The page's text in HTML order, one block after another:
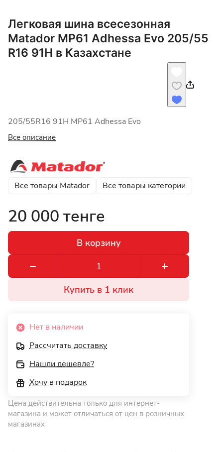
Легковая шина всесезонная
Matador MP61 Adhessa Evo 205/55
R16 91H в Казахстане
205/55R16 91H MP61 Adhessa Evo
Все описание
Все товары Matador Все товары категории
20 000 тенге
В корзину
Купить в 1 клик
Нет в наличии
Рассчитать доставку
Нашли дешевле?
Хочу в подарок
Цена действительна только для интернет-
магазина и может отличаться от цен в розничных
магазинах